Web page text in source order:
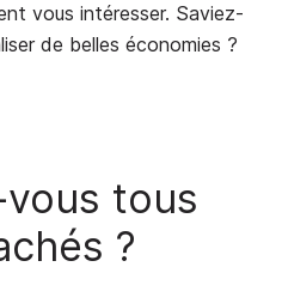
vous intéresser. Saviez-
de belles économies ?
tous
?